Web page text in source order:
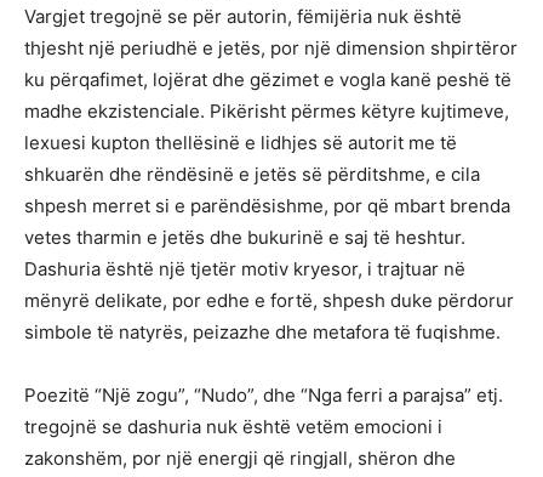
Vargjet tregojnë se për autorin, fëmijëria nuk është
thjesht një periudhë e jetës, por një dimension shpirtëror
ku përqafimet, lojërat dhe gëzimet e vogla kanë peshë të
madhe ekzistenciale. Pikërisht përmes këtyre kujtimeve,
lexuesi kupton thellësinë e lidhjes së autorit me të
shkuarën dhe rëndësinë e jetës së përditshme, e cila
shpesh merret si e parëndësishme, por që mbart brenda
vetes tharmin e jetës dhe bukurinë e saj të heshtur.
Dashuria është një tjetër motiv kryesor, i trajtuar në
mënyrë delikate, por edhe e fortë, shpesh duke përdorur
simbole të natyrës, peizazhe dhe metafora të fuqishme.
Poezitë “Një zogu”, “Nudo”, dhe “Nga ferri a parajsa” etj.
tregojnë se dashuria nuk është vetëm emocioni i
zakonshëm, por një energji që ringjall, shëron dhe